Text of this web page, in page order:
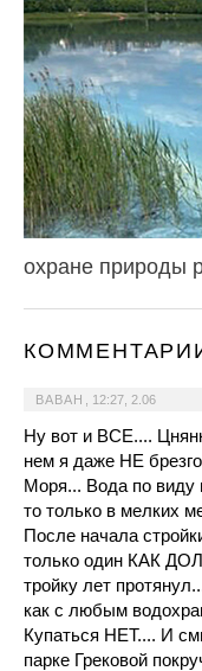
охране природы
ВАВАН 12:27, 2.06
Ну вот и ВСЕ....
нем я даже НЕ
Моря... Вода по
то только в мелких
После начала
только один КАК
тройку лет
как с любым
Купаться НЕТ.... И
парке Грековой